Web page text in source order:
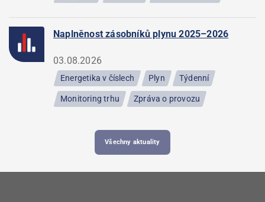
Naplněnost zásobníků plynu 2025–2026
03.08.2026
Energetika v číslech Plyn Týdenní
Monitoring trhu Zpráva o provozu
Všechny aktuality